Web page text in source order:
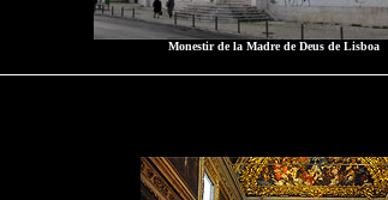
Monestir de la Madre de Deus de Lisboa